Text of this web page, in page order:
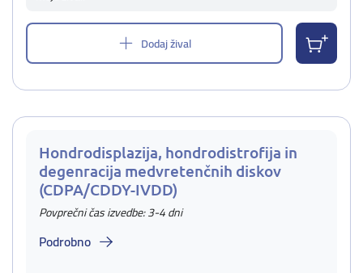
Dodaj žival
Hondrodisplazija, hondrodistrofija in
degenracija medvretenčnih diskov
(CDPA/CDDY-IVDD)
Povprečni čas izvedbe: 3-4 dni
Podrobno